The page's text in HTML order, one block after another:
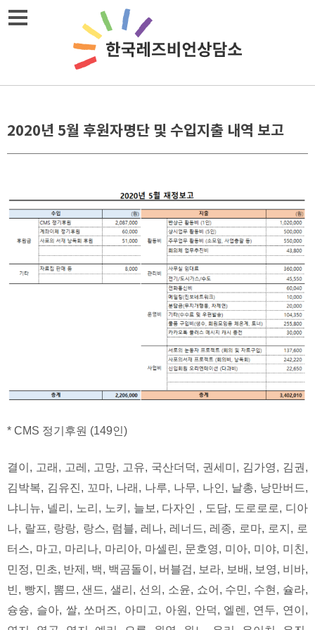
Skip
2020년 5월 후원자명단 및 수입지출 내역 보고
* CMS 정기후원 (149인)
결이, 고래, 고레, 고망, 고유, 국산더덕, 권세미, 김가영, 김권,
김박복, 김유진, 꼬마, 나래, 나루, 나무, 나인, 날총, 낭만버드,
냐니뉴, 넬리, 노리, 노키, 늘보, 다자인 , 도담, 도로로로, 디아
나, 랄프, 랑랑, 랑스, 럼블, 레나, 레너드, 레종, 로마, 로지, 로
터스, 마고, 마리나, 마리아, 마셀린, 문호영, 미아, 미야, 미친,
민정, 민초, 반제, 백, 백곰돌이, 버블검, 보라, 보배, 보영, 비바,
빈, 빵지, 뽐므, 샌드, 샐리, 선의, 소윤, 쇼어, 수민, 수현, 슐라,
슝슝, 슬아, 쌀, 쏘머즈, 아미고, 아원, 안덕, 엘렌, 연두, 연이,